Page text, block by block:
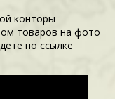
конторы
товаров на фото
по ссылке